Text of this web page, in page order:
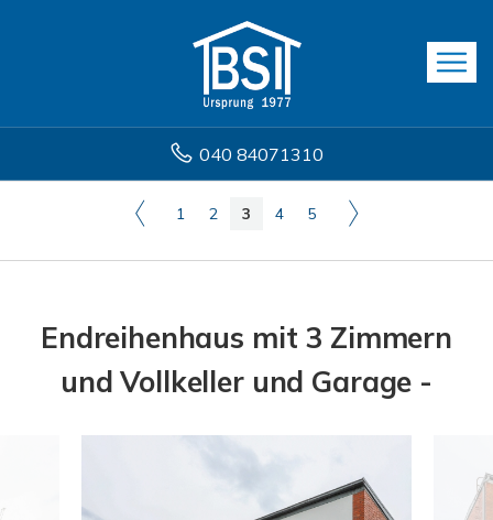
040 84071310
1 2 3 4 5
Endreihenhaus mit 3 Zimmern
und Vollkeller und Garage -